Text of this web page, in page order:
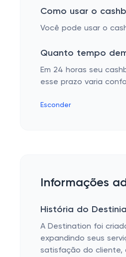
Como usar o
Você pode usar o
Quanto tempo
Em 24 horas seu
esse prazo varia
Esconder
Informações
História do
A Destination foi
expandindo seus
satisfação do cliente,